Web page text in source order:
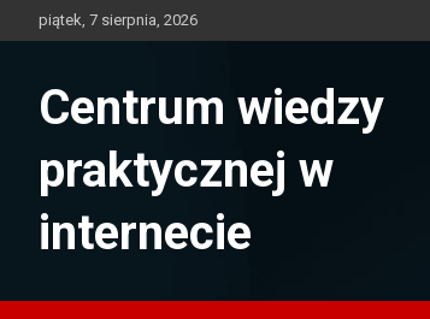
to
piątek, 7 sierpnia, 2026
Centrum wiedzy
praktycznej w
internecie